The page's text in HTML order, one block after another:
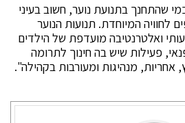
שהתחנך בתנועת נוער, חשוב בעיני
לחוויה המיוחדת. תנועות הנוער
ואלטרנטיבה מועדפת של הילדים
פעילות שיש בה חינוך לתרומה
מנהיגות ומעורבות בקהילה".